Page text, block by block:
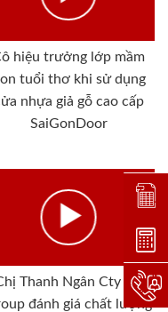
hiệu trưởng lớp mầm
tuổi thơ khi sử dụng
nhựa giả gỗ cao cấp
SaiGonDoor
Thanh Ngân Cty SG
đánh giá chất lượng
Đặt
Dự